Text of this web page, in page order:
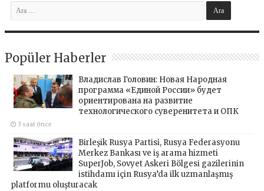
Popüler Haberler
Владислав Головин: Новая Народная
программа «Единой России» будет
ориентирована на развитие
технологического суверенитета и ОПК
3 saat önce
Birleşik Rusya Partisi, Rusya Federasyonu
Merkez Bankası ve iş arama hizmeti
SuperJob, Sovyet Askeri Bölgesi gazilerinin
istihdamı için Rusya’da ilk uzmanlaşmış
platformu oluşturacak